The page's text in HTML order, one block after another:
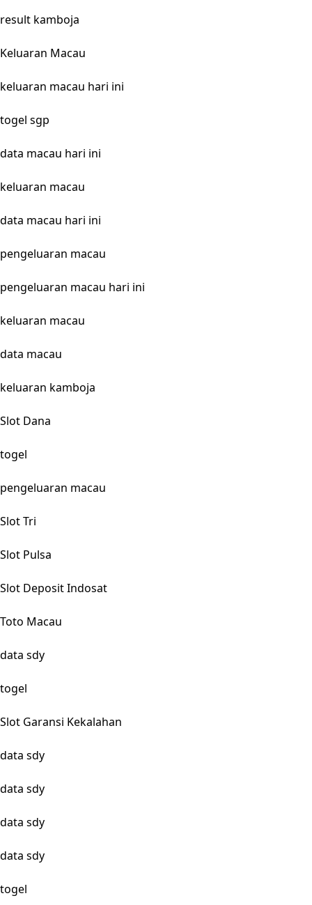
result kamboja
Keluaran Macau
keluaran macau hari ini
togel sgp
data macau hari ini
keluaran macau
data macau hari ini
pengeluaran macau
pengeluaran macau hari ini
keluaran macau
data macau
keluaran kamboja
Slot Dana
togel
pengeluaran macau
Slot Tri
Slot Pulsa
Slot Deposit Indosat
Toto Macau
data sdy
togel
Slot Garansi Kekalahan
data sdy
data sdy
data sdy
data sdy
togel